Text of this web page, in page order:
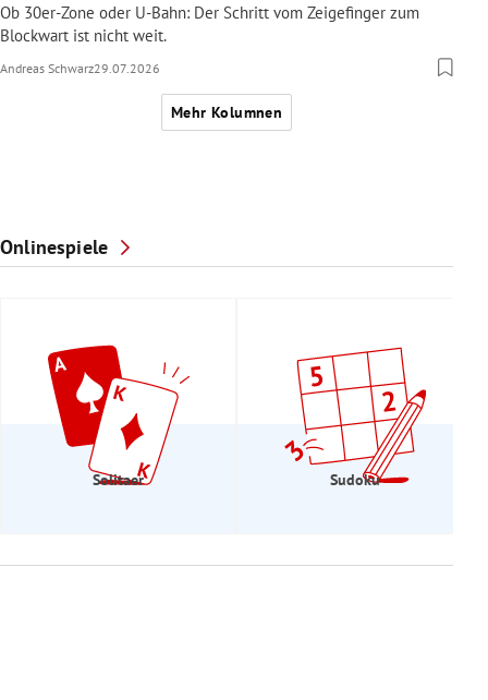
Ob 30er-Zone oder U-Bahn: Der Schritt vom Zeigefinger zum
Blockwart ist nicht weit.
Andreas Schwarz29.07.2026
Mehr Kolumnen
Onlinespiele
Solitaer Sudoku